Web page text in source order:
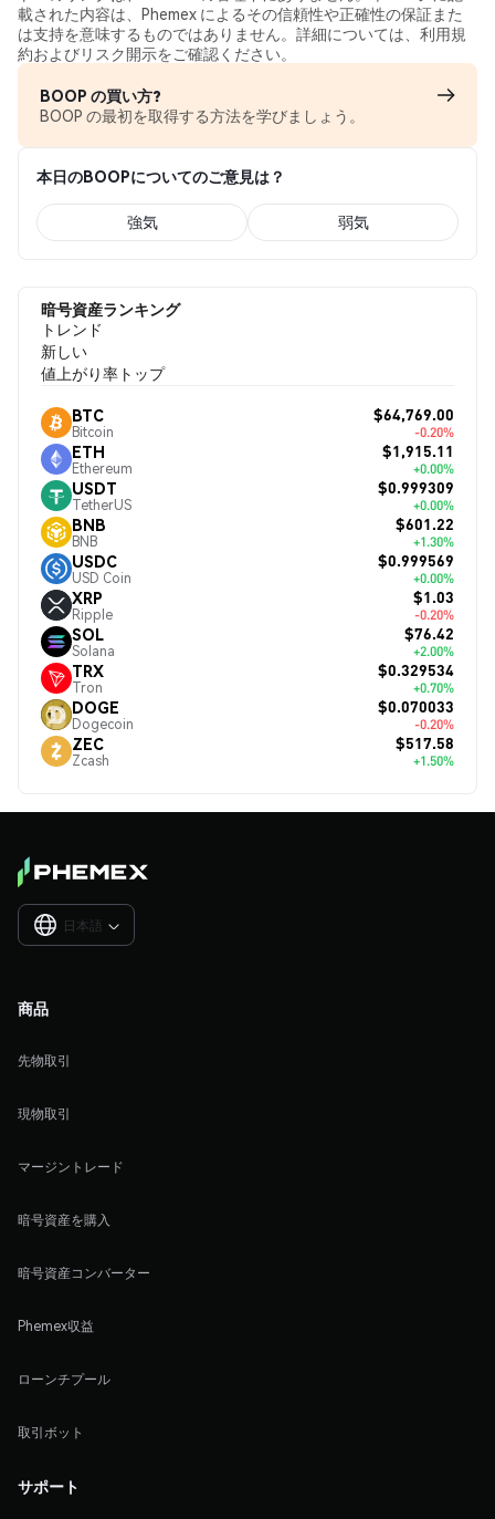
載された内容は、Phemex によるその信頼性や正確性の保証また
は支持を意味するものではありません。詳細については、利用規
約およびリスク開示をご確認ください。
BOOP の買い方?
BOOP の最初を取得する方法を学びましょう。
本日のBOOPについてのご意見は？
強気 弱気
暗号資産ランキング
トレンド
新しい
値上がり率トップ
BTC
Bitcoin
$64,769.00
-0.20%
ETH
Ethereum
$1,915.11
+0.00%
USDT
TetherUS
$0.999309
+0.00%
BNB
BNB
$601.22
+1.30%
USDC
USD Coin
$0.999569
+0.00%
XRP
Ripple
$1.03
-0.20%
SOL
Solana
$76.42
+2.00%
TRX
Tron
$0.329534
+0.70%
DOGE
Dogecoin
$0.070033
-0.20%
ZEC
Zcash
$517.58
+1.50%
日本語 
商品
先物取引
現物取引
マージントレード
暗号資産を購入
暗号資産コンバーター
Phemex収益
ローンチプール
取引ボット
サポート